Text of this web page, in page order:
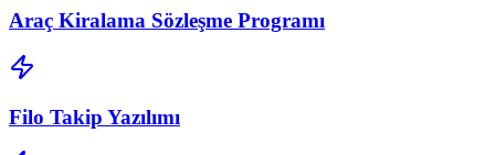
Araç Kiralama Sözleşme Programı
Filo Takip Yazılımı